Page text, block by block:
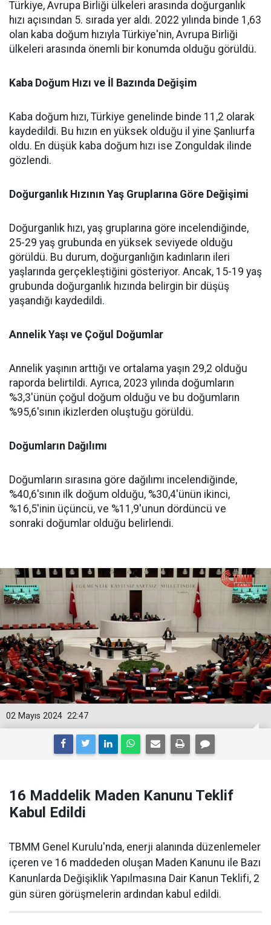
Türkiye, Avrupa Birliği ülkeleri arasında doğurganlık
hızı açısından 5. sırada yer aldı. 2022 yılında binde 1,63
olan kaba doğum hızıyla Türkiye'nin, Avrupa Birliği
ülkeleri arasında önemli bir konumda olduğu görüldü.
Kaba Doğum Hızı ve İl Bazında Değişim
Kaba doğum hızı, Türkiye genelinde binde 11,2 olarak
kaydedildi. Bu hızın en yüksek olduğu il yine Şanlıurfa
oldu. En düşük kaba doğum hızı ise Zonguldak ilinde
gözlendi.
Doğurganlık Hızının Yaş Gruplarına Göre Değişimi
Doğurganlık hızı, yaş gruplarına göre incelendiğinde,
25-29 yaş grubunda en yüksek seviyede olduğu
görüldü. Bu durum, doğurganlığın kadınların ileri
yaşlarında gerçekleştiğini gösteriyor. Ancak, 15-19 yaş
grubunda doğurganlık hızında belirgin bir düşüş
yaşandığı kaydedildi.
Annelik Yaşı ve Çoğul Doğumlar
Annelik yaşının arttığı ve ortalama yaşın 29,2 olduğu
raporda belirtildi. Ayrıca, 2023 yılında doğumların
%3,3'ünün çoğul doğum olduğu ve bu doğumların
%95,6'sının ikizlerden oluştuğu görüldü.
Doğumların Dağılımı
Doğumların sırasına göre dağılımı incelendiğinde,
%40,6'sının ilk doğum olduğu, %30,4'ünün ikinci,
%16,5'inin üçüncü, ve %11,9'unun dördüncü ve
sonraki doğumlar olduğu belirlendi.
22:47
02 Mayıs 2024
16 Maddelik Maden Kanunu Teklif
Kabul Edildi
TBMM Genel Kurulu'nda, enerji alanında düzenlemeler
içeren ve 16 maddeden oluşan Maden Kanunu ile Bazı
Kanunlarda Değişiklik Yapılmasına Dair Kanun Teklifi, 2
gün süren görüşmelerin ardından kabul edildi.